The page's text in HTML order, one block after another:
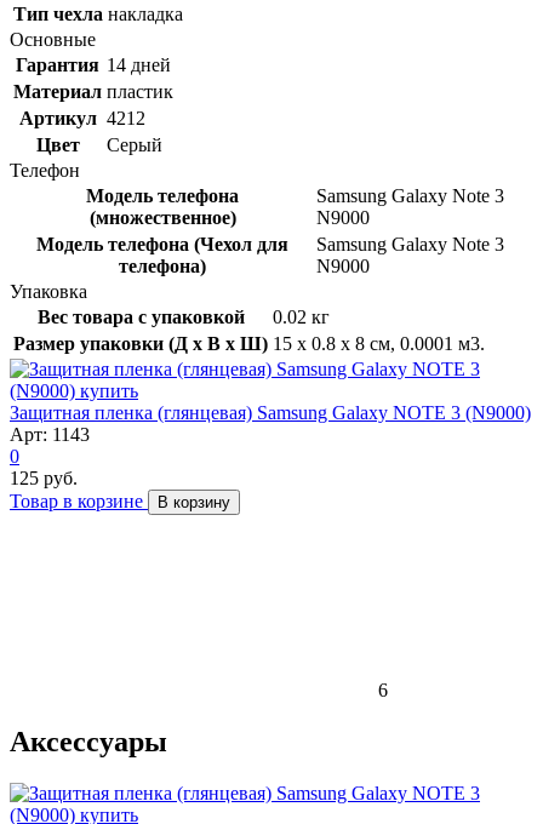
Тип чехла накладка
Основные
Гарантия 14 дней
Материал пластик
Артикул 4212
Цвет
Серый
Телефон
Модель телефона
(множественное)
Samsung Galaxy Note 3
N9000
Модель телефона (Чехол для
телефона)
Samsung Galaxy Note 3
N9000
Упаковка
Вес товара с упаковкой
0.02 кг
Размер упаковки (Д x В x Ш) 15 x 0.8 x 8 см, 0.0001 м3.
Защитная пленка (глянцевая) Samsung Galaxy NOTE 3 (N9000)
Арт: 1143
0
125 руб.
Товар в корзине
В корзину
6
Аксессуары